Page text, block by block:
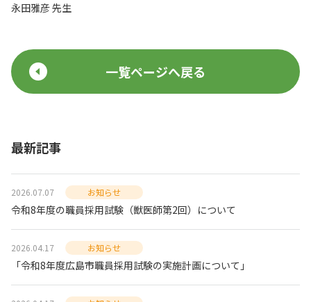
永田雅彦 先生
一覧ページへ戻る
最新記事
2026.07.07 お知らせ
令和8年度の職員採用試験（獣医師第2回）について
2026.04.17 お知らせ
「令和8年度広島市職員採用試験の実施計画について」